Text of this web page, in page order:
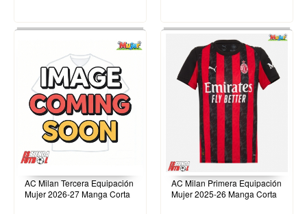
AC Milan Tercera Equipación
Mujer 2026-27 Manga Corta
AC Milan Primera Equipación
Mujer 2025-26 Manga Corta